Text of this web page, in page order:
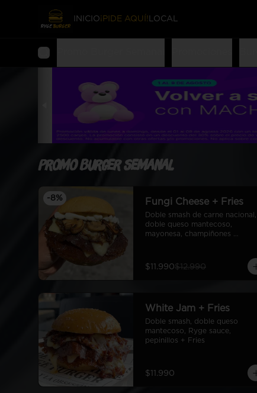
INICIO¡PIDE AQUÍ! LOCAL
Promo Burger Semanal
-8% Fungi Cheese + Fries
Doble smash de carne nacional,
doble queso mantecoso,
mayonesa, champiñones
$11.990$12.990
White Jam + Fries
Doble smash, doble queso
mantecoso, Ryge sauce,
pepinillos + Fries
$11.990